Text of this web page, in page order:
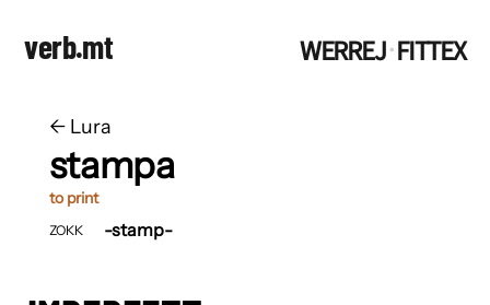
verb.mt WERREJ·FITTEX
← ​​Lura
stampa
to print
ZOKK -stamp-